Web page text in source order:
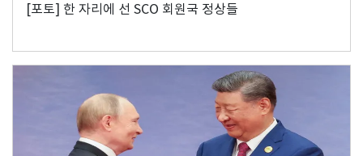
[포토] 한 자리에 선 SCO 회원국 정상들